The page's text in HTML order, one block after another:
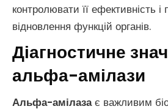
контролювати її ефективність і
відновлення функцій органів.
Діагностичне
альфа-амілази
Альфа-амілазає важливим